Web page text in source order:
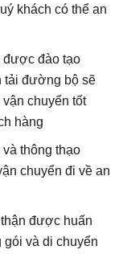
khách có thể an
được đào tạo
tải đường bộ sẽ
chuyển tốt
hàng
thông thạo
chuyển đi về an
được huấn
gói và di chuyển